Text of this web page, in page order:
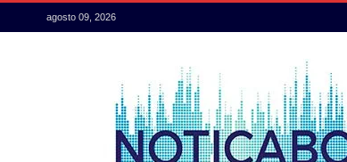
agosto 09, 2026